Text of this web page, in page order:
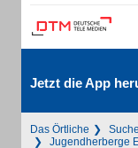
Jetzt die App
Das Örtliche Suche
Jugendherberge